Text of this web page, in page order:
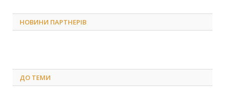
НОВИНИ ПАРТНЕРІВ
ДО ТЕМИ